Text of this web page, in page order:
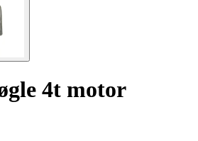
4t motor